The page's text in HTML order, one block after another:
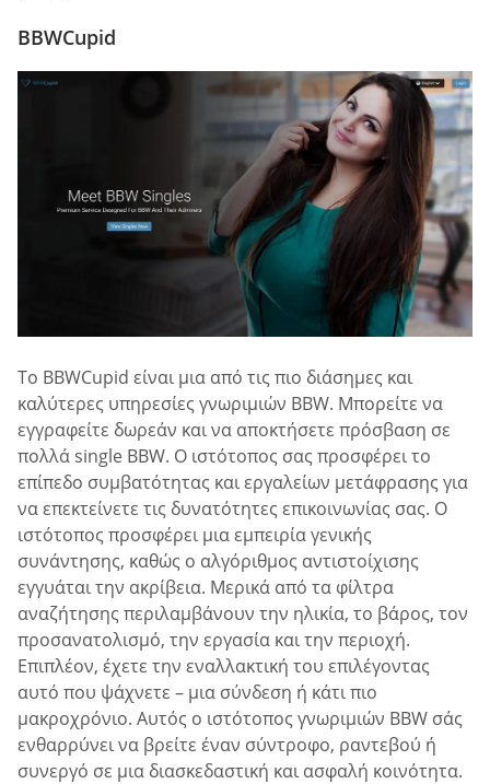
BBWCupid
Το BBWCupid είναι μια από τις πιο διάσημες και
καλύτερες υπηρεσίες γνωριμιών BBW. Μπορείτε να
εγγραφείτε δωρεάν και να αποκτήσετε πρόσβαση σε
πολλά single BBW. Ο ιστότοπος σας προσφέρει το
επίπεδο συμβατότητας και εργαλείων μετάφρασης για
να επεκτείνετε τις δυνατότητες επικοινωνίας σας. Ο
ιστότοπος προσφέρει μια εμπειρία γενικής
συνάντησης, καθώς ο αλγόριθμος αντιστοίχισης
εγγυάται την ακρίβεια. Μερικά από τα φίλτρα
αναζήτησης περιλαμβάνουν την ηλικία, το βάρος, τον
προσανατολισμό, την εργασία και την περιοχή.
Επιπλέον, έχετε την εναλλακτική του επιλέγοντας
αυτό που ψάχνετε – μια σύνδεση ή κάτι πιο
μακροχρόνιο. Αυτός ο ιστότοπος γνωριμιών BBW σάς
ενθαρρύνει να βρείτε έναν σύντροφο, ραντεβού ή
συνεργό σε μια διασκεδαστική και ασφαλή κοινότητα.